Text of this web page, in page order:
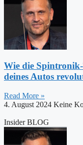
Wie die
deines Autos
Read More »
4. August 2024 Keine
Insider BLOG